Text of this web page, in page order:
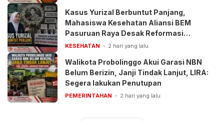
Kasus Yurizal Berbuntut Panjang,
Mahasiswa Kesehatan Aliansi BEM
Pasuruan Raya Desak Reformasi
Pelayanan BPJS
KESEHATAN 2 hari yang lalu
Walikota Probolinggo Akui Garasi NBN
Belum Berizin, Janji Tindak Lanjut, LIRA:
Segera lakukan Penutupan
PEMERINTAHAN 2 hari yang lalu